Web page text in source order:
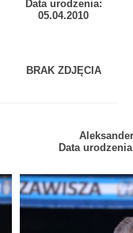
Data urodzenia:
05.04.2010
BRAK ZDJĘCIA
Data